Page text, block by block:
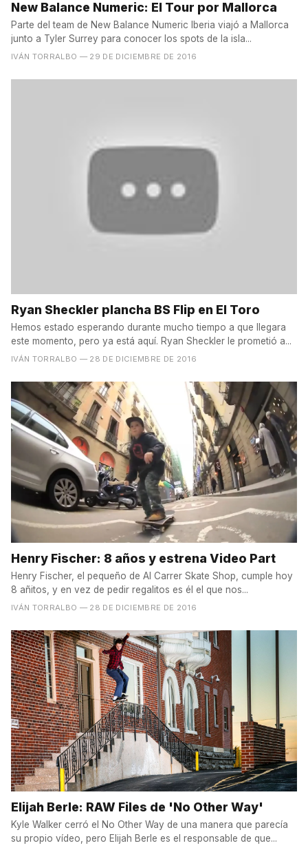
New Balance Numeric: El Tour por Mallorca
Parte del team de New Balance Numeric Iberia viajó a Mallorca
junto a Tyler Surrey para conocer los spots de la isla...
IVÁN TORRALBO — 29 DE DICIEMBRE DE 2016
Ryan Sheckler plancha BS Flip en El Toro
Hemos estado esperando durante mucho tiempo a que llegara
este momento, pero ya está aquí. Ryan Sheckler le prometió a...
IVÁN TORRALBO — 28 DE DICIEMBRE DE 2016
Henry Fischer: 8 años y estrena Video Part
Henry Fischer, el pequeño de Al Carrer Skate Shop, cumple hoy
8 añitos, y en vez de pedir regalitos es él el que nos...
IVÁN TORRALBO — 28 DE DICIEMBRE DE 2016
Elijah Berle: RAW Files de 'No Other Way'
Kyle Walker cerró el No Other Way de una manera que parecía
su propio vídeo, pero Elijah Berle es el responsable de que...